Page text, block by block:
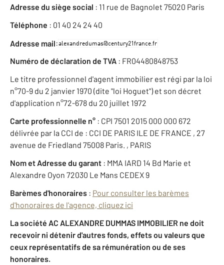
Adresse du siège social : 11 rue de Bagnolet 75020 Paris
Téléphone : 01 40 24 24 40
Adresse mail:
Numéro de déclaration de TVA : FR04480848753
Le titre professionnel d'agent immobilier est régi par la loi
n°70-9 du 2 janvier 1970 (dite "loi Hoguet") et son décret
d'application n°72-678 du 20 juillet 1972
Carte professionnelle n° : CPI 7501 2015 000 000 672
délivrée par la CCI de : CCI DE PARIS ILE DE FRANCE , 27
avenue de Friedland 75008 Paris. , PARIS
Nom et Adresse du garant : MMA IARD 14 Bd Marie et
Alexandre Oyon 72030 Le Mans CEDEX 9
Barèmes d'honoraires : Pour consulter les barèmes
d'honoraires de l'agence, cliquez ici
La société AC ALEXANDRE DUMMAS IMMOBILIER ne doit
recevoir ni détenir d'autres fonds, effets ou valeurs que
ceux représentatifs de sa rémunération ou de ses
honoraires.